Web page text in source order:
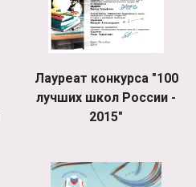
Лауреат конкурса "100
лучших школ России -
2015"